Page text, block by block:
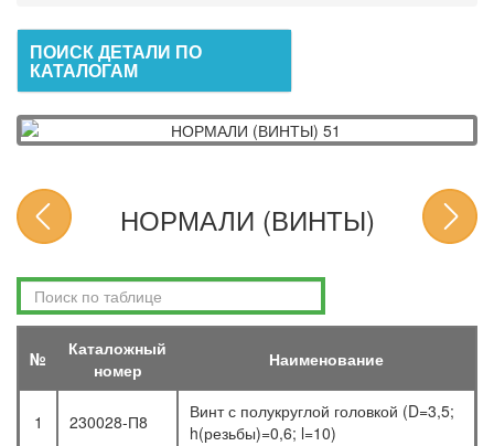
ПОИСК ДЕТАЛИ ПО
КАТАЛОГАМ
НОРМАЛИ (ВИНТЫ)
№
Каталожный
номер
Наименование
1 230028-П8
Винт с полукруглой головкой (D=3,5;
h(резьбы)=0,6; l=10)